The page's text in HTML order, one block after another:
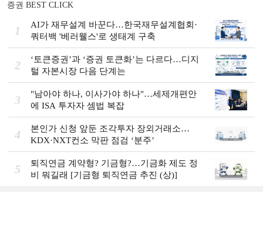
증권 BEST CLICK
1
AI가 재무설계 바꾼다…한국재무설계협회·
쿼터백 '베러웰스'로 생태계 구축
2
‘토큰증권’과 ‘증권 토큰화’는 다르다…디지
털 자본시장 다음 단계는
3
"남아야 하나, 이사가야 하나"…세제개편안
에 ISA 투자자 셈법 복잡
4
본인가 신청 앞둔 조각투자 장외거래소…
KDX·NXT컨소 막판 점검 ‘분주’
5
퇴직연금 계약형? 기금형?…기금화 제도 정
비 뭐길래 [기금형 퇴직연금 추진 (상)]